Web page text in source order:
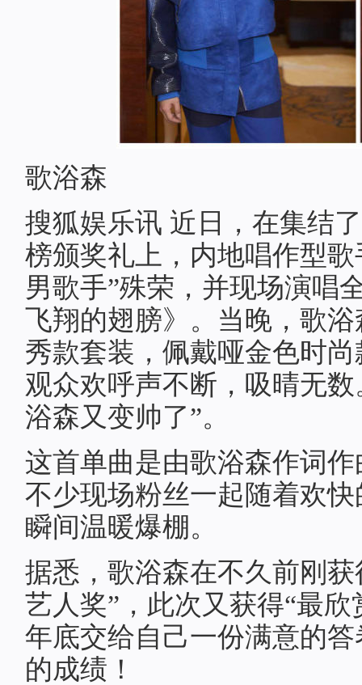
歌浴森
搜狐娱乐讯 近日，在集结
榜颁奖礼上，内地唱作型
男歌手”殊荣，并现场演唱
飞翔的翅膀》。当晚，歌
秀款套装，佩戴哑金色时
观众欢呼声不断，吸晴无
浴森又变帅了”。
这首单曲是由歌浴森作词
不少现场粉丝一起随着欢
瞬间温暖爆棚。
据悉，歌浴森在不久前刚
艺人奖”，此次又获得“最
年底交给自己一份满意的
的成绩！